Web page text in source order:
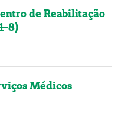
de Reabilitação
8)
Médicos